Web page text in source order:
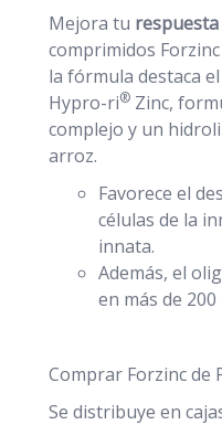
Mejora tu
comprimidos
la fórmula destaca
Hypro-ri® Zinc,
complejo y un
arroz.
Favorece el
células de la
innata.
Además, el
en más de
Comprar Forzinc de
Se distribuye en